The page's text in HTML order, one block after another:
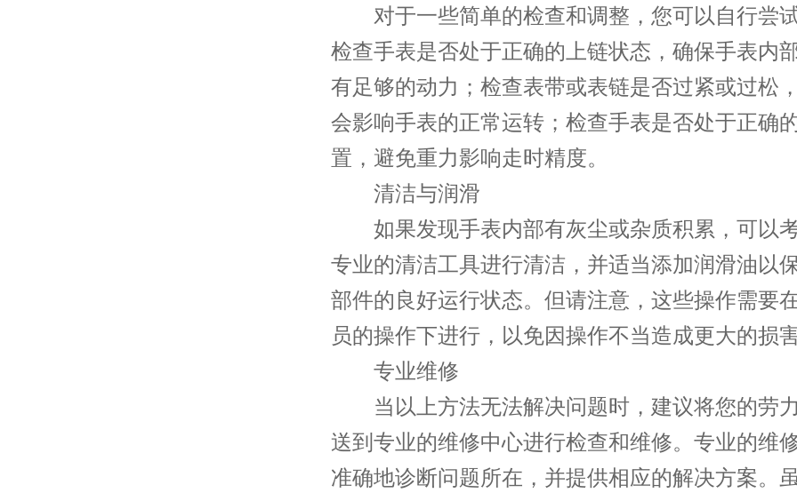
对于一些简单的检查和调整，您可以自行尝
检查手表是否处于正确的上链状态，确保手表内
有足够的动力；检查表带或表链是否过紧或过松
会影响手表的正常运转；检查手表是否处于正确
置，避免重力影响走时精度。
清洁与润滑
如果发现手表内部有灰尘或杂质积累，可以
专业的清洁工具进行清洁，并适当添加润滑油以
部件的良好运行状态。但请注意，这些操作需要
员的操作下进行，以免因操作不当造成更大的损害
专业维修
当以上方法无法解决问题时，建议将您的劳
送到专业的维修中心进行检查和维修。专业的维
准确地诊断问题所在，并提供相应的解决方案。